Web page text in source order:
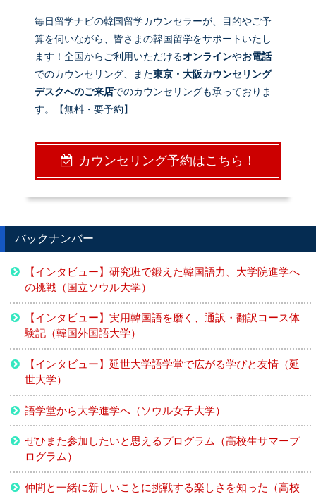
毎日留学ナビの韓国留学カウンセラーが、目的やご予
算を伺いながら、皆さまの韓国留学をサポートいたし
ます！全国からご利用いただけるオンラインやお電話
でのカウンセリング、また東京・大阪カウンセリング
デスクへのご来店でのカウンセリングも承っておりま
す。【無料・要予約】
カウンセリング予約はこちら！
バックナンバー
【インタビュー】研究班で鍛えた韓国語力、大学院進学へ
の挑戦（国立ソウル大学）
【インタビュー】実用韓国語を磨く、通訳・翻訳コース体
験記（韓国外国語大学）
【インタビュー】延世大学語学堂で広がる学びと友情（延
世大学）
語学堂から大学進学へ（ソウル女子大学）
ぜひまた参加したいと思えるプログラム（高校生サマープ
ログラム）
仲間と一緒に新しいことに挑戦する楽しさを知った（高校